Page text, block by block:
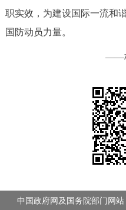
职实效，为建设国际一流和
国防动员力量。
——
中国政府网及国务院部门网站